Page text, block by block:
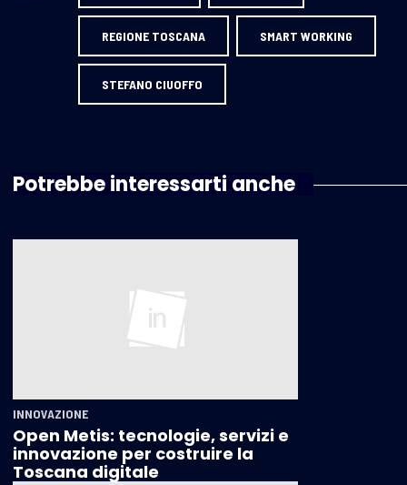
REGIONE TOSCANA SMART WORKING
STEFANO CIUOFFO
Potrebbe interessarti anche
INNOVAZIONE
Open Metis: tecnologie, servizi e
innovazione per costruire la
Toscana digitale